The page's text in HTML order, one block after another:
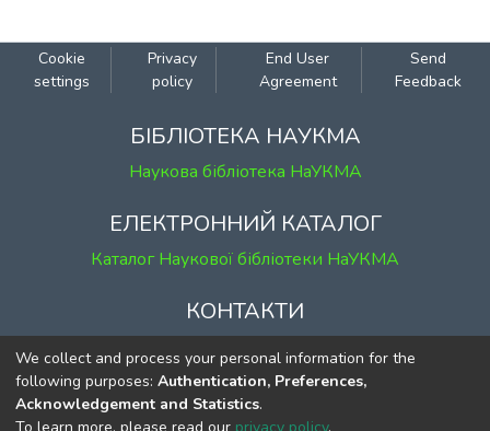
Cookie
settings
Privacy
policy
End User
Agreement
Send
Feedback
БІБЛІОТЕКА НАУКМА
Наукова бібліотека НаУКМА
ЕЛЕКТРОННИЙ КАТАЛОГ
Каталог Наукової бібліотеки НаУКМА
КОНТАКТИ
м. Київ, вул. Григорія Сковороди, 2
к. 1, к. 120
тел. (044) 463-69-31
We collect and process your personal information for the
following purposes: Authentication, Preferences,
Acknowledgement and Statistics.